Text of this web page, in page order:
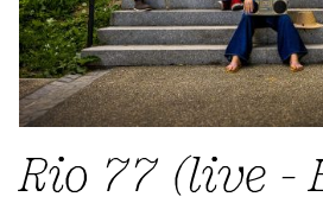
Rio 77 (live -